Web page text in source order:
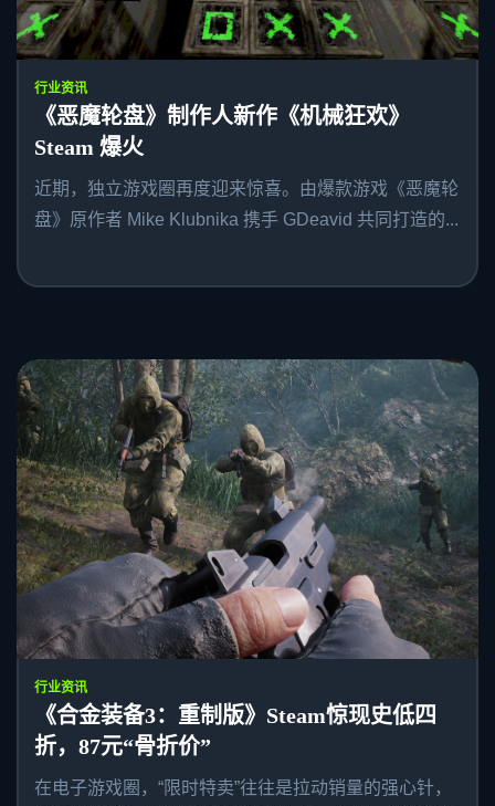
行业资讯
《恶魔轮盘》制作人新作《机械狂欢》
Steam 爆火
近期，独立游戏圈再度迎来惊喜。由爆款游戏《恶魔轮
盘》原作者 Mike Klubnika 携手 GDeavid 共同打造的...
行业资讯
《合金装备3：重制版》Steam惊现史低四
折，87元“骨折价”
在电子游戏圈，“限时特卖”往往是拉动销量的强心针，